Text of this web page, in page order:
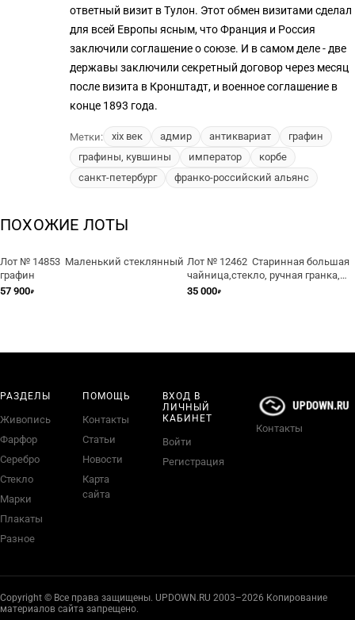
ответный визит в Тулон. Этот обмен визитами сделал
для всей Европы ясным, что Франция и Россия
заключили соглашение о союзе. И в самом деле - две
державы заключили секретный договор через месяц
после визита в Кронштадт, и военное соглашение в
конце 1893 года.
Метки: xix век адмир антиквариат
графин
графины, кувшины
император
корбе
санкт-петербург
франко-российский альянс
ПОХОЖИЕ ЛОТЫ
Лот № 14853 Маленький стеклянный
графин
57 900₽
Лот № 12462 Старинная большая
чайница,стекло, ручная гранка,
стеклянная крышка, линза
35 000₽
РАЗДЕЛЫ
Живопись
Фарфор
Серебро
Стекло
Марки
Плакаты
Разное
ПОМОЩЬ
Контакты
Статьи
Новости
Карта
сайта
ВХОД В
ЛИЧНЫЙ
КАБИНЕТ
Войти
Регистрация
Контакты
Copyright © Все права защищены. UPDOWN.RU 2003–2026 Копирование
материалов сайта запрещено.